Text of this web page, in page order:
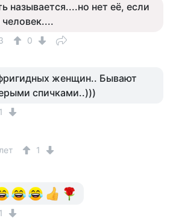
называется....но нет её, если
0
женщин.. Бывают
спичками..)))
1
1
1